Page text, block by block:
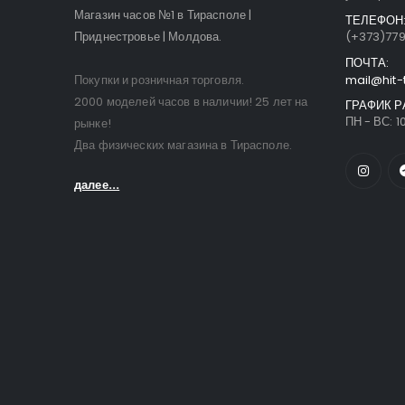
Магазин часов №1 в Тирасполе |
Приднестровье | Молдова.
Покупки и розничная торговля.
2000 моделей часов в наличии! 25 лет на
рынке!
Два физических магазина в Тирасполе.
далее...
ТЕЛЕФОН:
ПОЧТА:
ГРАФИК
ПН - ВС: